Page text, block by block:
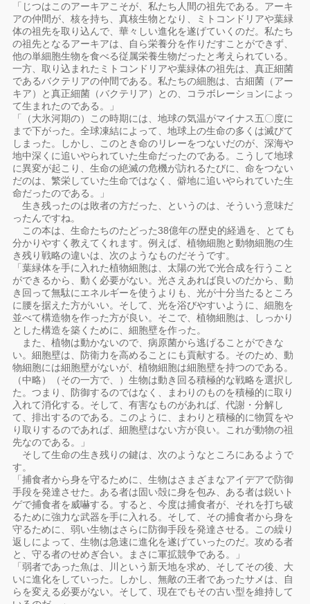
「じつはこのアーキアこそが、私たち人間の祖先である。アーキ
アの仲間が、核を持ち、真核生物となり、ミトコンドリアや葉緑
体の祖先を取り込んで、華々しい進化を遂げていくのだ。私たち
の祖先となるアーキアは、自ら栄養分を作りだすことができず、
他の単細胞生物を食べる従属栄養生物だったと考えられている。
一方、取り込まれたミトコンドリアや葉緑体の祖先は、真正細菌
であるバクテリアの仲間である。私たちの細胞は、古細菌（アー
キア）と真正細菌（バクテリア）との、コラボレーションによっ
て生まれたのである。」
「（大氷河期の）この時期には、地球の気温がマイナス五〇度に
まで下がった。全球凍結によって、地球上の生命の多くは滅びて
しまった。しかし、このとき命のリレーをつないだのが、深海や
地中深くに追いやられていた生命だったのである。こうして地球
に異変が起こり、生命の絶滅の危機が訪れるたびに、命をつない
だのは、繁栄していた生命ではなく、僻地に追いやられていた生
命だったのである。」
生き残ったのは敗者の方だった、というのは、そういう意味だ
ったんですね。
この本は、生命たちのたどった38億年の歴史的経過を、とても
分かりやすく教えてくれます。例えば、植物細胞と動物細胞の生
き残り戦略の違いは、次のようなものだそうです。
「葉緑体を手に入れた植物細胞は、太陽の光で光合成を行うこと
ができるから、動く必要がない。光さえあれば良いのだから、動
き回って無駄にエネルギーを使うよりも、光が十分当たるところ
に腰を据えた方がいい。そして、光を浴びやすいように、細胞を
並べて構造物を作った方が良い。そこで、植物細胞は、しっかり
とした構造を築くために、細胞壁を作った。
また、植物は動かないので、病原菌から逃げることができな
い。細胞壁は、防衛力を高めることにも貢献する。そのため、動
物細胞には細胞壁がないが、植物細胞は細胞壁を持つのである。
（中略）（その一方で、）生物は動き回る積極的な戦略を選択し
た。つまり、防御するのではなく、まわりのものを積極的に取り
入れて消化する。そして、有害なものがあれば、代謝・分解し
て、排出するのである。このように、まわりと積極的に物質をや
り取りするのであれば、細胞壁はない方が良い。これが動物の祖
先なのである。」
そして生命の生き残りの鍵は、次のようなところにあるようで
す。
「捕食者から身を守るために、生物はさまざまなアイデアで防御
手段を発達させた。ある者は固い殻に身を包み、ある者は鋭いト
ゲで捕食者を威嚇する。すると、今度は捕食者が、それを打ち破
るために強力な武器を手に入れる。そして、その捕食者から身を
守るために、弱い生物はさらに防御手段を発達させる。この繰り
返しによって、生物は急速に進化を遂げていったのだ。攻める者
と、守る者のせめぎ合い。まさに軍拡競争である。」
「弱者であった魚は、川という新天地を求め、そしてその後、大
いに進化をしていった。しかし、無敵の王者であったサメは、自
らを変える必要がない。そして、現在でもその古い型を維持して